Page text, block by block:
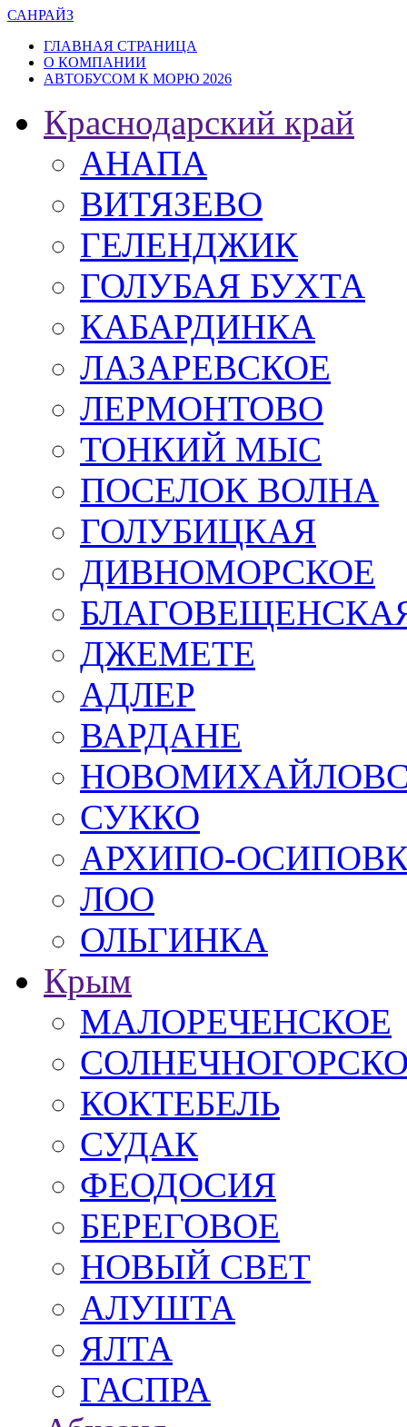
САНРАЙЗ
ГЛАВНАЯ СТРАНИЦА
О КОМПАНИИ
АВТОБУСОМ К МОРЮ 2026
Краснодарский край
АНАПА
ВИТЯЗЕВО
ГЕЛЕНДЖИК
ГОЛУБАЯ БУХТА
КАБАРДИНКА
ЛАЗАРЕВСКОЕ
ЛЕРМОНТОВО
ТОНКИЙ МЫС
ПОСЕЛОК ВОЛНА
ГОЛУБИЦКАЯ
ДИВНОМОРСКОЕ
ДЖЕМЕТЕ
АДЛЕР
ВАРДАНЕ
СУККО
АРХИПО-
ЛОО
ОЛЬГИНКА
Крым
МАЛОРЕЧЕНСКОЕ
КОКТЕБЕЛЬ
СУДАК
ФЕОДОСИЯ
БЕРЕГОВОЕ
НОВЫЙ СВЕТ
АЛУШТА
ЯЛТА
ГАСПРА